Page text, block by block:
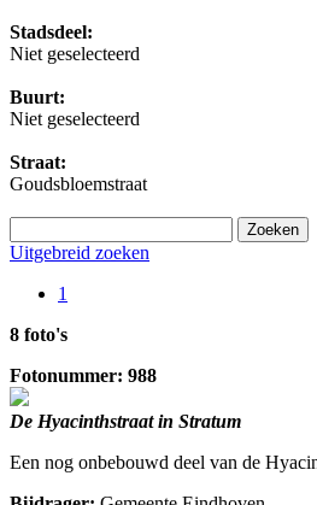
Stadsdeel:
Niet geselecteerd
Buurt:
Niet geselecteerd
Straat:
Goudsbloemstraat
Uitgebreid zoeken
1
8 foto's
Fotonummer: 988
De Hyacinthstraat in Stratum
Een nog onbebouwd deel van de